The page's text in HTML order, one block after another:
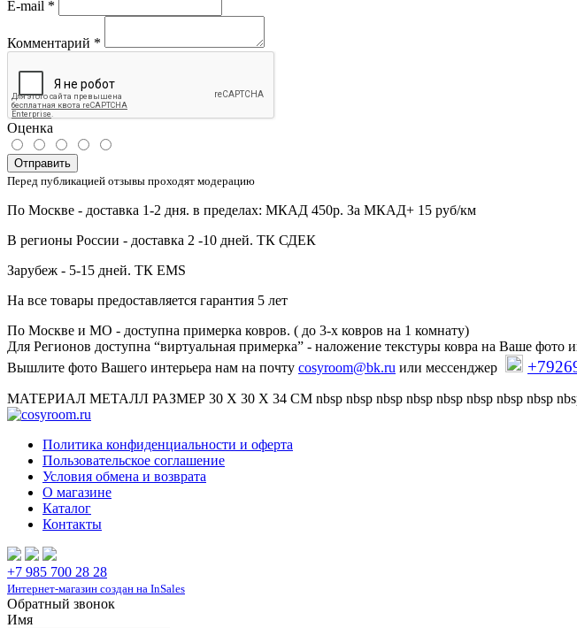
E-mail *
Комментарий *
Оценка
Отправить
Перед публикацией отзывы проходят модерацию
По Москве - доставка 1-2 дня. в пределах: МКАД 450р. За МКАД+ 15 руб/км
В регионы России - доставка 2 -10 дней. ТК СДЕК
Зарубеж - 5-15 дней. ТК EMS
На все товары предоставляется гарантия 5 лет
По Москве и МО - доступна примерка ковров. ( до 3-х ковров на 1 комнату)
Для Регионов доступна “виртуальная примерка” - наложение текстуры ковра на Ваше фото
Вышлите фото Вашего интерьера нам на почту cosyroom@bk.ru или мессенджер
МАТЕРИАЛ МЕТАЛЛ РАЗМЕР 30 X 30 X 34 СМ nbsp nbsp nbsp nbsp nbsp nbsp nbsp nbsp nbsp
Политика конфиденциальности и оферта
Пользовательское соглашение
Условия обмена и возврата
О магазине
Каталог
Контакты
+7 985 700 28 28
Интернет-магазин создан на InSales
Обратный звонок
Имя